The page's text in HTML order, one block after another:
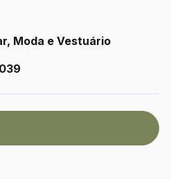
Moda e Vestuário